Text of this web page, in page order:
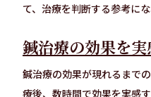
て、治療を判断する参考にな
鍼治療の効果を
鍼治療の効果が現れるまで
療後、数時間で効果を実感